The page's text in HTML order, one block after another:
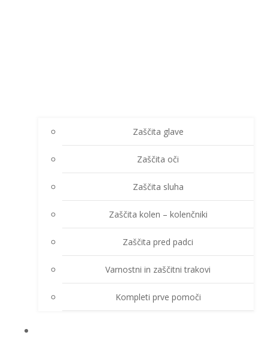
Zaščita glave
Zaščita oči
Zaščita sluha
Zaščita kolen – kolenčniki
Zaščita pred padci
Varnostni in zaščitni trakovi
Kompleti prve pomoči